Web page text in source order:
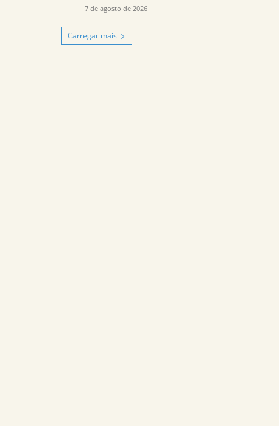
7 de agosto de 2026
Carregar mais